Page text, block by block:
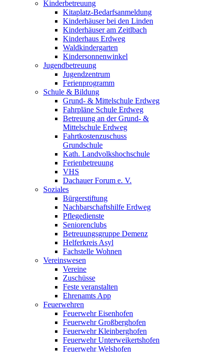
Kinderbetreuung
Kitaplatz-Bedarfsanmeldung
Kinderhäuser bei den Linden
Kinderhäuser am Zeitlbach
Kinderhaus Erdweg
Waldkindergarten
Kindersonnenwinkel
Jugendbetreuung
Jugendzentrum
Ferienprogramm
Schule & Bildung
Grund- & Mittelschule Erdweg
Fahrpläne Schule Erdweg
Betreuung an der Grund- &
Mittelschule Erdweg
Fahrtkostenzuschuss
Grundschule
Kath. Landvolkshochschule
Ferienbetreuung
VHS
Dachauer Forum e. V.
Soziales
Bürgerstiftung
Nachbarschaftshilfe Erdweg
Pflegedienste
Seniorenclubs
Betreuungsgruppe Demenz
Helferkreis Asyl
Fachstelle Wohnen
Vereinswesen
Vereine
Zuschüsse
Feste veranstalten
Ehrenamts App
Feuerwehren
Feuerwehr Eisenhofen
Feuerwehr Großberghofen
Feuerwehr Kleinberghofen
Feuerwehr Unterweikertshofen
Feuerwehr Welshofen